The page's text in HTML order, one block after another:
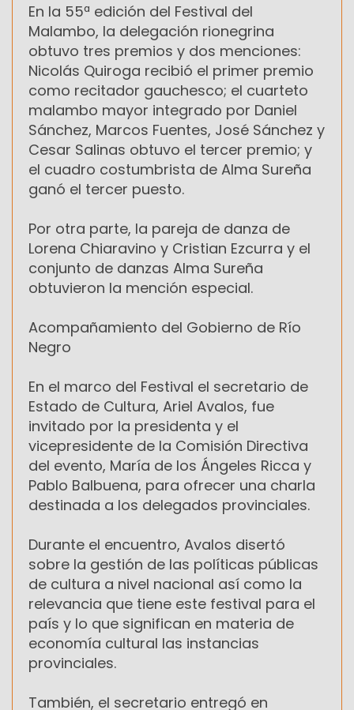
En la 55ª edición del Festival del
Malambo, la delegación rionegrina
obtuvo tres premios y dos menciones:
Nicolás Quiroga recibió el primer premio
como recitador gauchesco; el cuarteto
malambo mayor integrado por Daniel
Sánchez, Marcos Fuentes, José Sánchez y
Cesar Salinas obtuvo el tercer premio; y
el cuadro costumbrista de Alma Sureña
ganó el tercer puesto.
Por otra parte, la pareja de danza de
Lorena Chiaravino y Cristian Ezcurra y el
conjunto de danzas Alma Sureña
obtuvieron la mención especial.
Acompañamiento del Gobierno de Río
Negro
En el marco del Festival el secretario de
Estado de Cultura, Ariel Avalos, fue
invitado por la presidenta y el
vicepresidente de la Comisión Directiva
del evento, María de los Ángeles Ricca y
Pablo Balbuena, para ofrecer una charla
destinada a los delegados provinciales.
Durante el encuentro, Avalos disertó
sobre la gestión de las políticas públicas
de cultura a nivel nacional así como la
relevancia que tiene este festival para el
país y lo que significan en materia de
economía cultural las instancias
provinciales.
También, el secretario entregó en